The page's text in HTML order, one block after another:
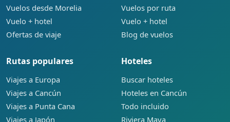
Vuelos desde Morelia
Vuelo + hotel
Ofertas de viaje
Vuelos por ruta
Vuelo + hotel
Blog de vuelos
Rutas populares
Viajes a Europa
Viajes a Cancún
Viajes a Punta Cana
Viajes a Japón
Hoteles
Buscar hoteles
Hoteles en Cancún
Todo incluido
Riviera Maya